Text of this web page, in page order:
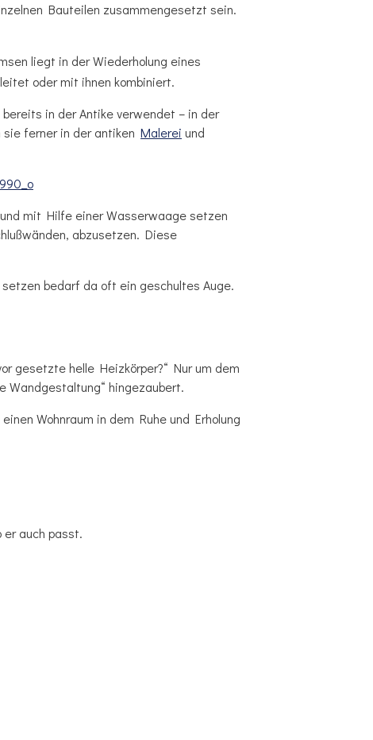
Bauteilen zusammengesetzt sein.
liegt in der Wiederholung eines
oder mit ihnen kombiniert.
in der Antike verwendet – in der
ferner in der antiken Malerei und
mit Hilfe einer Wasserwaage setzen
abzusetzen. Diese
bedarf da oft ein geschultes Auge.
gesetzte helle Heizkörper?“ Nur um dem
Wandgestaltung“ hingezaubert.
Wohnraum in dem Ruhe und Erholung
auch passt.